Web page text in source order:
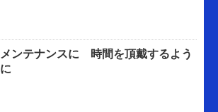
メンテナンスに 時間を頂戴するよう
に